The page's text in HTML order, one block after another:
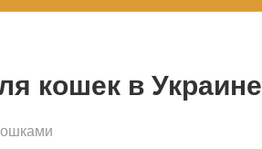
кошек в Украине